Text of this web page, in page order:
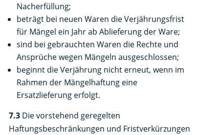
Nacherfüllung;
beträgt bei neuen Waren die Verjährungsfrist
für Mängel ein Jahr ab Ablieferung der Ware;
sind bei gebrauchten Waren die Rechte und
Ansprüche wegen Mängeln ausgeschlossen;
beginnt die Verjährung nicht erneut, wenn im
Rahmen der Mängelhaftung eine
Ersatzlieferung erfolgt.
7.3Die vorstehend geregelten
Haftungsbeschränkungen und Fristverkürzungen